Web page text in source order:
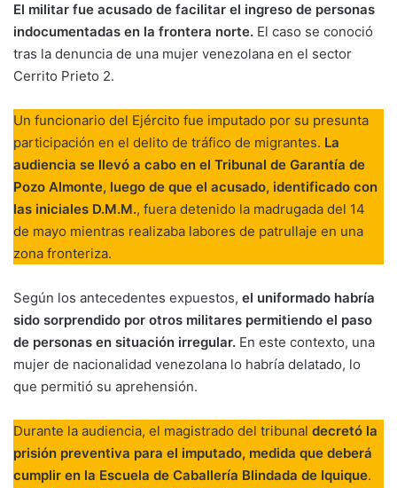
El militar fue acusado de facilitar el ingreso de personas
indocumentadas en la frontera norte. El caso se conoció
tras la denuncia de una mujer venezolana en el sector
Cerrito Prieto 2.
Un funcionario del Ejército fue imputado por su presunta
participación en el delito de tráfico de migrantes. La
audiencia se llevó a cabo en el Tribunal de Garantía de
Pozo Almonte, luego de que el acusado, identificado con
las iniciales D.M.M., fuera detenido la madrugada del 14
de mayo mientras realizaba labores de patrullaje en una
zona fronteriza.
Según los antecedentes expuestos, el uniformado habría
sido sorprendido por otros militares permitiendo el paso
de personas en situación irregular. En este contexto, una
mujer de nacionalidad venezolana lo habría delatado, lo
que permitió su aprehensión.
Durante la audiencia, el magistrado del tribunal decretó la
prisión preventiva para el imputado, medida que deberá
cumplir en la Escuela de Caballería Blindada de Iquique.